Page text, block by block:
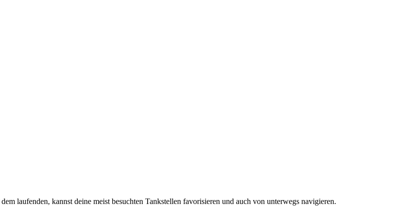
laufenden, kannst deine meist besuchten Tankstellen favorisieren und auch von unterwegs navigieren.